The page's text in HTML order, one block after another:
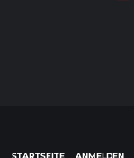
STARTSEITE
ANMELDEN